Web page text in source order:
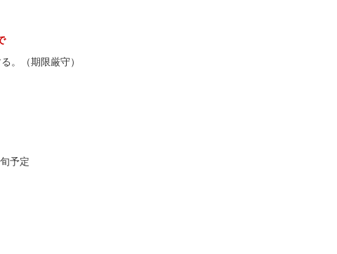
。（期限厳守）
予定